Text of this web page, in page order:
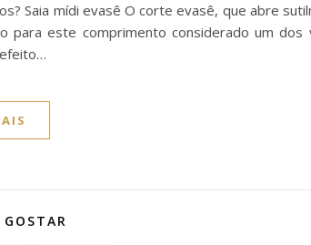
Saia mídi evasê O corte evasê, que abre
para este comprimento considerado um dos
efeito…